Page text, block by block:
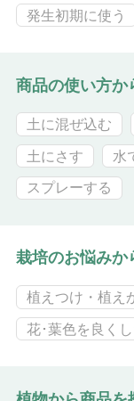
発生初期に使う
商品の使い方か
土に混ぜ込む
土にさす 水
スプレーする
栽培のお悩みか
植えつけ・植え
花･葉色を良く